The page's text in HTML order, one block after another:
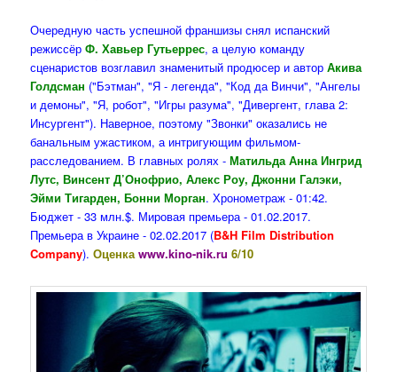
Очередную часть успешной франшизы снял испанский
режиссёр Ф. Хавьер Гутьеррес, а целую команду
сценаристов возглавил знаменитый продюсер и авторАкива
Голдсман ("Бэтман", "Я - легенда", "Код да Винчи", "Ангелы
и демоны", "Я, робот", "Игры разума", "Дивергент, глава 2:
Инсургент"). Наверное, поэтому "Звонки" оказались не
банальным ужастиком, а интригующим фильмом-
расследованием. В главных ролях -Матильда Анна Ингрид
Лутс, Винсент Д’Онофрио, Алекс Роу, Джонни Галэки,
Эйми Тигарден, Бонни Морган. Хронометраж - 01:42.
Бюджет - 33 млн.$. Мировая премьера - 01.02.2017.
Премьера в Украине - 02.02.2017 (B&H Film Distribution
Company). Оценкаwww.kino-nik.ru 6/10